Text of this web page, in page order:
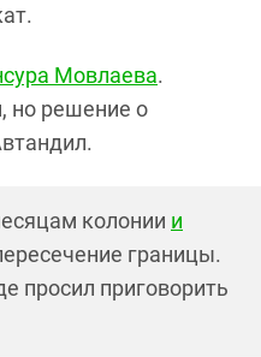
Мовлаева.
но решение о
колонии и
границы.
просил приговорить